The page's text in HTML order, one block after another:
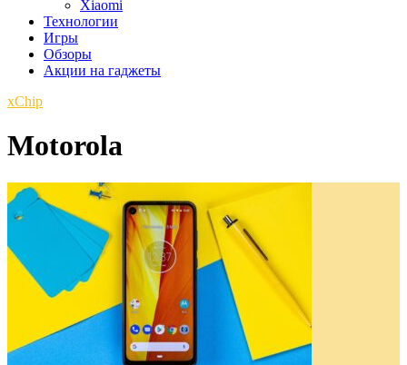
Xiaomi
Технологии
Игры
Обзоры
Акции на гаджеты
xСhip
Motorola